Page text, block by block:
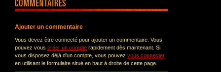
Ajouter un commentaire
Vous devez être connecté pour ajouter un commentaire. Vous
pouvez vous créer un compte rapidement dès maintenant. Si
vous disposez déjà d'un compte, vous pouvez vous connecter
en utilisant le formulaire situé en haut à droite de cette page.